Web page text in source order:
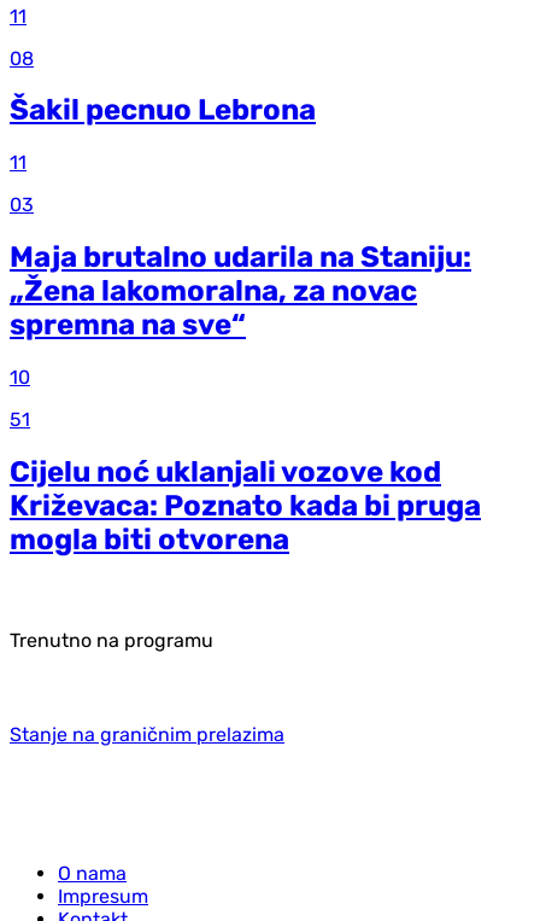
11
08
Šakil pecnuo Lebrona
11
03
Maja brutalno udarila na Staniju:
„Žena lakomoralna, za novac
spremna na sve“
10
51
Cijelu noć uklanjali vozove kod
Križevaca: Poznato kada bi pruga
mogla biti otvorena
Trenutno na programu
Stanje na graničnim prelazima
O nama
Impresum